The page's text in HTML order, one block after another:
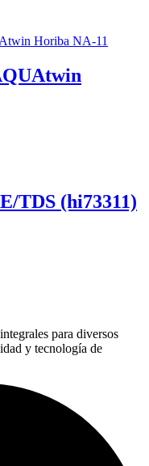
TDS (hi73311)
para diversos
y tecnología de